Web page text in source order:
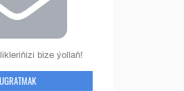
bize ýollaň!
UGRATMAK